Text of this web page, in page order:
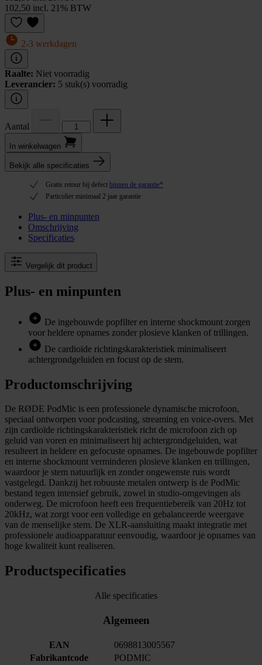
102,50 incl. 21% BTW
2-3 werkdagen
Raalte: Niet voorradig
Leverancier: 5 stuk(s) voorradig
Aantal
In winkel­wagen
Bekijk alle specificaties
Gratis retour bij defect binnen de garantie*
Particulier minimaal 2 jaar garantie
Plus- en minpunten
Omschrijving
Specificaties
Vergelijk dit product
Plus- en minpunten
De ingebouwde popfilter en interne shockmount zorgen
voor heldere opnames zonder plosieve klanken of trillingen.
De cardioïde richtingskarakteristiek minimaliseert
achtergrondgeluiden en focust op de stem.
Productomschrijving
De RØDE PodMic is een professionele dynamische microfoon,
speciaal ontworpen voor podcasting, streaming en voice-overs. Met
zijn cardioïde richtingskarakteristiek richt de microfoon zich op
geluid van voren en minimaliseert hij achtergrondgeluiden, wat
resulteert in heldere en gefocuste opnames. De ingebouwde popfilter
en interne shockmount verminderen plosieve klanken en trillingen,
waardoor je stem natuurlijk en zonder ongewenste ruis wordt
vastgelegd. Dankzij het robuuste metalen ontwerp is de PodMic
bestand tegen intensief gebruik, zowel in studio-omgevingen als
onderweg. De microfoon heeft een frequentiebereik van 20Hz tot
20kHz, wat zorgt voor een volledige en gebalanceerde weergave
van de menselijke stem. De XLR-aansluiting maakt integratie met
professionele audioapparatuur eenvoudig, waardoor je opnames van
hoge kwaliteit kunt realiseren.
Productspecificaties
Alle specificaties
Algemeen
EAN
0698813005567
Fabrikantcode
PODMIC